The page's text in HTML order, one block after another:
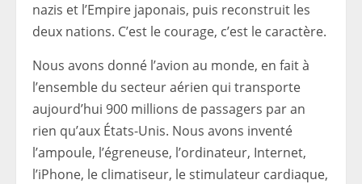
nazis et l’Empire japonais, puis reconstruit les
deux nations. C’est le courage, c’est le caractère.
Nous avons donné l’avion au monde, en fait à
l’ensemble du secteur aérien qui transporte
aujourd’hui 900 millions de passagers par an
rien qu’aux États-Unis. Nous avons inventé
l’ampoule, l’égreneuse, l’ordinateur, Internet,
l’iPhone, le climatiseur, le stimulateur cardiaque,